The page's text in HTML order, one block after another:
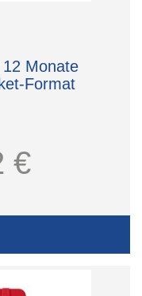
Monate
Format
€